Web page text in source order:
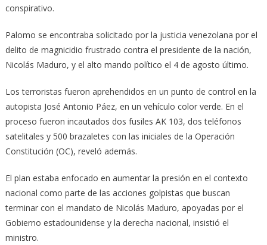
conspirativo.
Palomo se encontraba solicitado por la justicia venezolana por el
delito de magnicidio frustrado contra el presidente de la nación,
Nicolás Maduro, y el alto mando político el 4 de agosto último.
Los terroristas fueron aprehendidos en un punto de control en la
autopista José Antonio Páez, en un vehículo color verde. En el
proceso fueron incautados dos fusiles AK 103, dos teléfonos
satelitales y 500 brazaletes con las iniciales de la Operación
Constitución (OC), reveló además.
El plan estaba enfocado en aumentar la presión en el contexto
nacional como parte de las acciones golpistas que buscan
terminar con el mandato de Nicolás Maduro, apoyadas por el
Gobierno estadounidense y la derecha nacional, insistió el
ministro.